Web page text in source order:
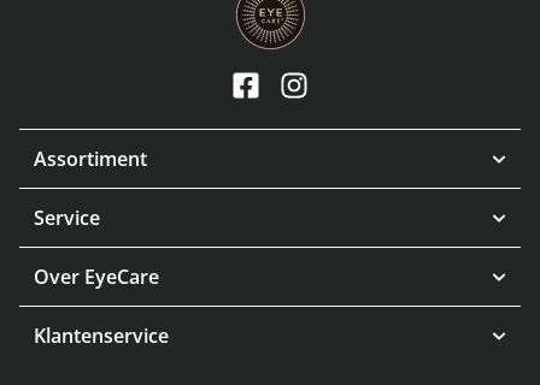
Assortiment
Service
Over EyeCare
Klantenservice